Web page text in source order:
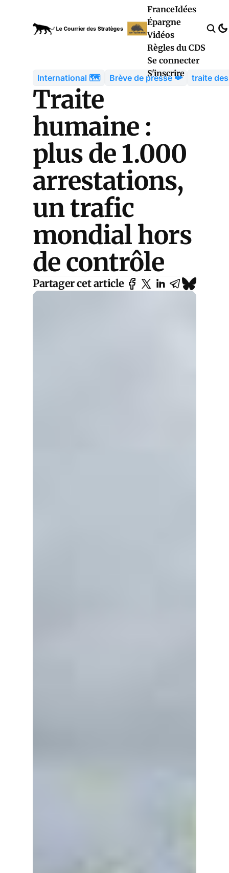
FranceIdées
Épargne
Vidéos
Règles du CDS
Se connecter
S'inscrire
International 🗺️ Brève de presse 📯 traite
Traite
humaine :
plus de 1.000
arrestations,
un trafic
mondial hors
de contrôle
Partager cet article